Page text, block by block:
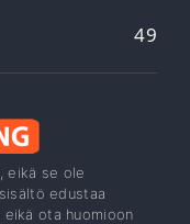
49
eikä se ole
edustaa
ota huomioon